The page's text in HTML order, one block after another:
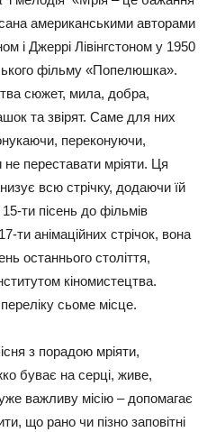
американськими авторами
Джеррі Лівінгстоном у 1950
фільму «Попелюшка».
сюжет, мила, добра,
та звірят. Саме для них
переконуючи,
не переставати мріяти. Ця
всю стрічку, додаючи їй
ти пісень до фільмів
ти анімаційних стрічок, вона
останнього століття,
кіномистецтва.
сьоме місце.
з порадою мріяти,
буває на серці, живе,
важливу місію – допомагає
що рано чи пізно заповітні